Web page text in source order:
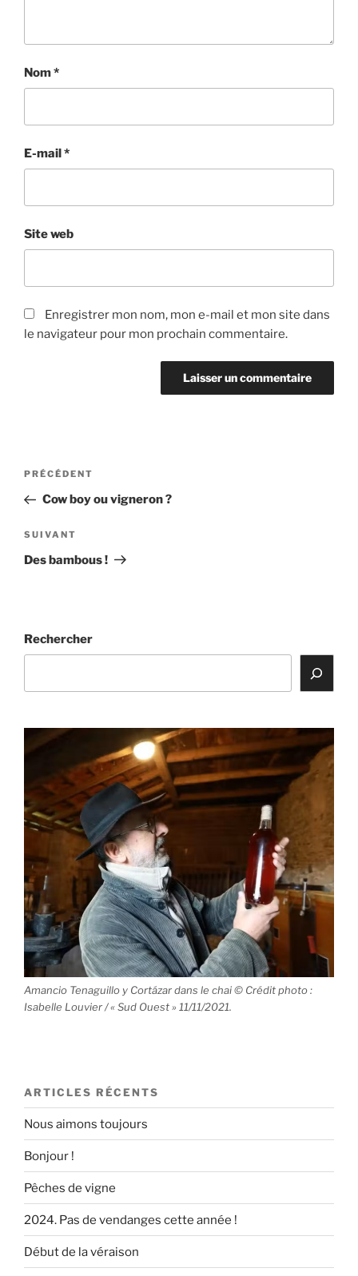
Nom*
E-mail*
Site web
Enregistrer mon nom, mon e-mail et mon site dans
le navigateur pour mon prochain commentaire.
Navigation
l’article
Article
précédent
PRÉCÉDENT
Cow boy ou vigneron ?
Article
suivant
SUIVANT
Des bambous !
Rechercher
Amancio Tenaguillo y Cortázar dans le chai © Crédit photo :
Isabelle Louvier / « Sud Ouest » 11/11/2021.
ARTICLES RÉCENTS
Nous aimons toujours
Bonjour !
Pêches de vigne
2024. Pas de vendanges cette année !
Début de la véraison